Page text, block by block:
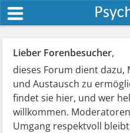
Lieber Forenbesucher,
dieses Forum dient
und Austausch zu
findet sie hier, und wer
willkommen.
Umgang respektvoll